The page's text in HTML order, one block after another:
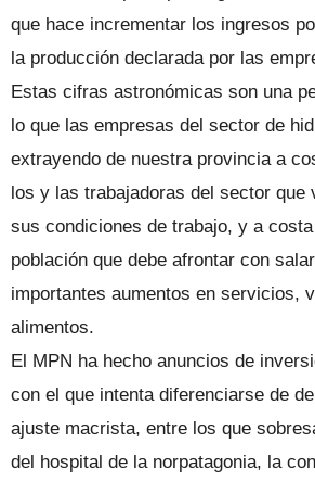
que hace incrementar los ingresos
la producción declarada por las
Estas cifras astronómicas son una
lo que las empresas del sector de
extrayendo de nuestra provincia a
los y las trabajadoras del sector que
sus condiciones de trabajo, y a
población que debe afrontar con
importantes aumentos en servicios,
alimentos.
El MPN ha hecho anuncios de
con el que intenta diferenciarse de
ajuste macrista, entre los que
del hospital de la norpatagonia, la